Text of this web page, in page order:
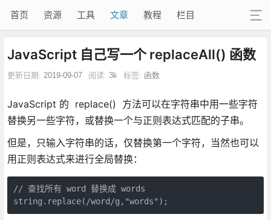
首页 资源 工具 文章 教程 栏目
JavaScript 自己写一个 replaceAll() 函数
更新日期: 2019-09-07 阅读: 3k 标签: 函数
JavaScript 的 replace() 方法可以在字符串中用一些字符
替换另一些字符，或替换一个与正则表达式匹配的子串。
但是，只输入字符串的话，仅替换第一个字符，当然也可以
用正则表达式来进行全局替换：
// 查找所有 word 替换成 words
string.replace(/word/g,"words");